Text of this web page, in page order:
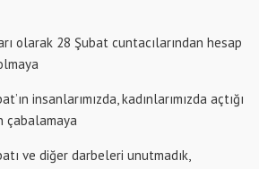
olarak 28 Şubat cuntacılarından hesap
insanlarımızda, kadınlarımızda açtığı
çabalamaya
ve diğer darbeleri unutmadık,